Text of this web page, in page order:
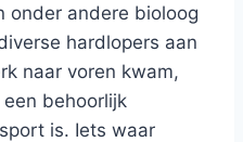
onder andere bioloog
hardlopers aan
naar voren kwam,
behoorlijk
is. Iets waar